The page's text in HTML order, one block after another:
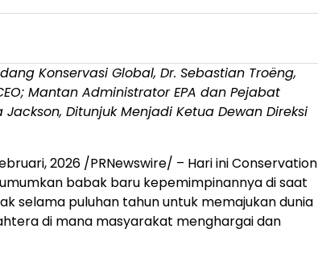
Konservasi Global, Dr. Sebastian Troëng,
Mantan Administrator EPA dan Pejabat
Jackson, Ditunjuk Menjadi Ketua Dewan Direksi
2026 /PRNewswire/ – Hari ini Conservation
babak baru kepemimpinannya di saat
selama puluhan tahun untuk memajukan dunia
di mana masyarakat menghargai dan